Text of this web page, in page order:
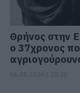
Θρήνος στην
ο 37χρονος